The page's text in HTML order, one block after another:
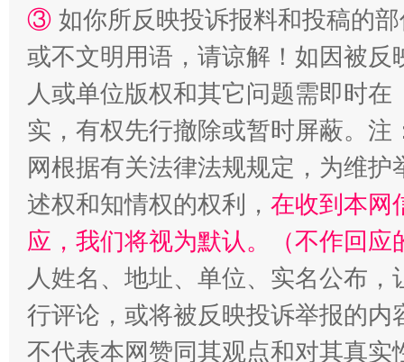
“蜀中异人”王建安的艺术幻境
③ 如你所反映投诉报料和投稿的
或不文明用语，请谅解！如因被
人或单位版权和其它问题需即时在
实，有权先行撤除或暂时屏蔽。
网根据有关法律法规规定，为维
述权和知情权的权利， 在收到本网
应，我们将视为默认。（不作回应
人姓名、地址、单位、实名公布
行评论，或将被反映投诉举报的
不代表本网赞同其观点和对其真实